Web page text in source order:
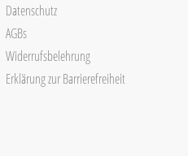
Datenschutz
AGBs
Widerrufsbelehrung
Erklärung zur Barrierefreiheit